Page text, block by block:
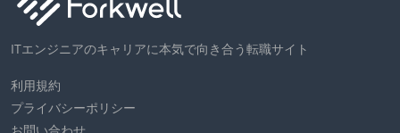
ITエンジニアのキャリアに本気で向き合う転職サイト
利用規約
プライバシーポリシー